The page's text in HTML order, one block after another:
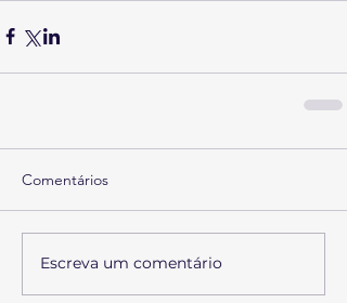
Comentários
Escreva um comentário